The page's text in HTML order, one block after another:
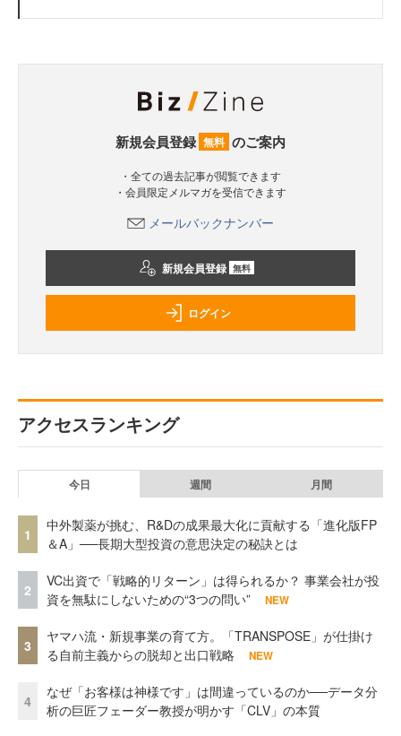
新規会員登録 無料 のご案内
・全ての過去記事が閲覧できます
・会員限定メルマガを受信できます
メールバックナンバー
新規会員登録 無料
ログイン
アクセスランキング
今日 週間 月間
1
中外製薬が挑む、R&Dの成果最大化に貢献する「進化版FP
＆A」──長期大型投資の意思決定の秘訣とは
2
VC出資で「戦略的リターン」は得られるか？ 事業会社が投
資を無駄にしないための“3つの問い”
NEW
3
ヤマハ流・新規事業の育て方。「TRANSPOSE」が仕掛け
る自前主義からの脱却と出口戦略
NEW
4
なぜ「お客様は神様です」は間違っているのか──データ分
析の巨匠フェーダー教授が明かす「CLV」の本質